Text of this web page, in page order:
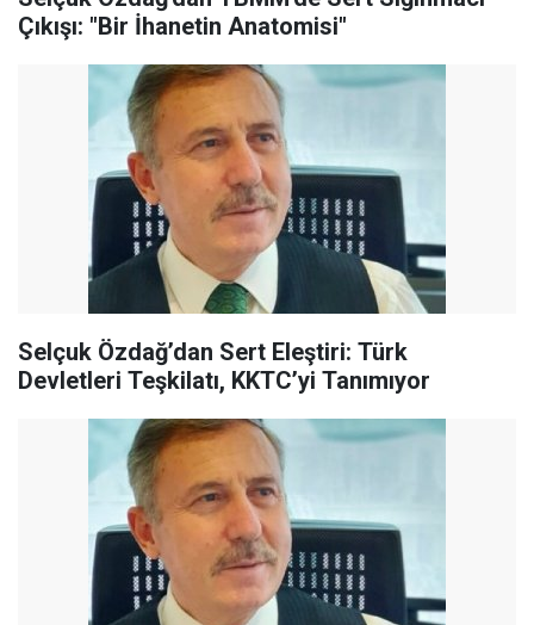
Çıkışı: "Bir İhanetin Anatomisi"
Selçuk Özdağ’dan Sert Eleştiri: Türk
Devletleri Teşkilatı, KKTC’yi Tanımıyor